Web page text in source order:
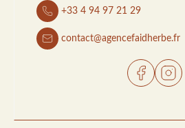
+33 4 94 97 21 29
contact@agencefaidherbe.fr